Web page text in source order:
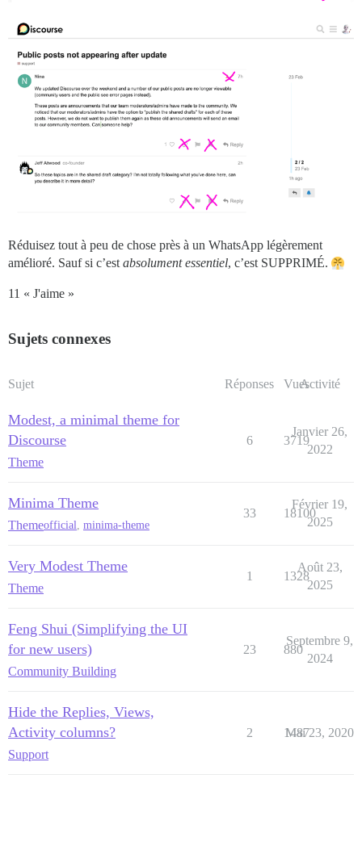
Réduisez tout à peu de chose près à un WhatsApp légèrement
amélioré. Sauf si c’est absolument essentiel, c’est SUPPRIMÉ.
11 « J'aime »
Sujets connexes
Sujet Réponses VuesActivité
Modest, a minimal theme for
Discourse
Theme
6 3719
Janvier 26,
2022
Minima Theme
Themeofficial, minima-theme
33 18100
Février 19,
2025
Very Modest Theme
Theme
1 1328
Août 23,
2025
Feng Shui (Simplifying the UI
for new users)
Community Building
23 880
Septembre 9,
2024
Hide the Replies, Views,
Activity columns?
Support
2 1487
Mai 23, 2020